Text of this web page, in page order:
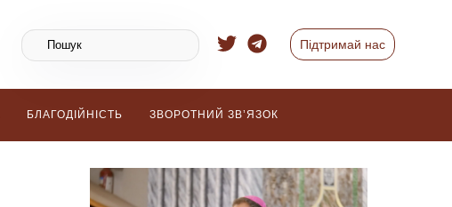
Підтримай нас
БЛАГОДІЙНІСТЬ ЗВОРОТНИЙ ЗВ’ЯЗОК